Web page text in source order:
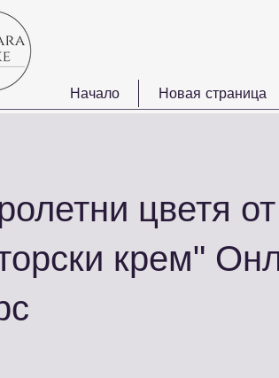
Начало Новая страница
цветя от
крем"